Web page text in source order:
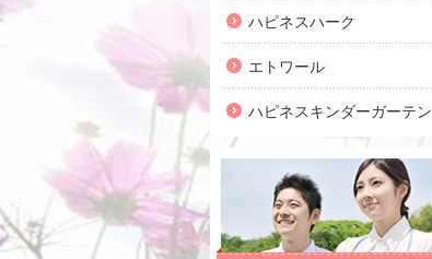
ハピネスハーク
エトワール
ハピネスキンダーガーテン